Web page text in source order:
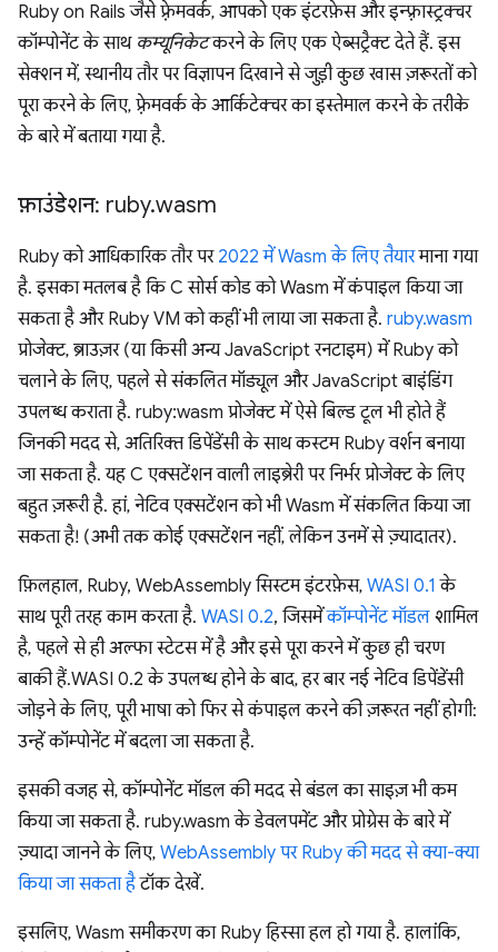
Ruby on Rails जैसे फ़्रेमवर्क, आपको एक इंटरफ़ेस और इन्फ़्रास्ट्रक्चर
कॉम्पोनेंट के साथ कम्यूनिकेटकरने के लिए एक ऐब्सट्रैक्ट देते हैं. इस
सेक्शन में, स्थानीय तौर पर विज्ञापन दिखाने से जुड़ी कुछ खास ज़रूरतों को
पूरा करने के लिए, फ़्रेमवर्क के आर्किटेक्चर का इस्तेमाल करने के तरीके
के बारे में बताया गया है.
फ़ाउंडेशन: ruby.wasm
Ruby को आधिकारिक तौर पर 2022 में Wasm के लिए तैयारमाना गया
है. इसका मतलब है कि C सोर्स कोड को Wasm में कंपाइल किया जा
सकता है और Ruby VM को कहीं भी लाया जा सकता है. ruby.wasm
प्रोजेक्ट, ब्राउज़र (या किसी अन्य JavaScript रनटाइम) में Ruby को
चलाने के लिए, पहले से संकलित मॉड्यूल और JavaScript बाइंडिंग
उपलब्ध कराता है. ruby:wasm प्रोजेक्ट में ऐसे बिल्ड टूल भी होते हैं
जिनकी मदद से, अतिरिक्त डिपेंडेंसी के साथ कस्टम Ruby वर्शन बनाया
जा सकता है. यह C एक्सटेंशन वाली लाइब्रेरी पर निर्भर प्रोजेक्ट के लिए
बहुत ज़रूरी है. हां, नेटिव एक्सटेंशन को भी Wasm में संकलित किया जा
सकता है! (अभी तक कोई एक्सटेंशन नहीं, लेकिन उनमें से ज़्यादातर).
फ़िलहाल, Ruby, WebAssembly सिस्टम इंटरफ़ेस, WASI 0.1 के
साथ पूरी तरह काम करता है. WASI 0.2, जिसमेंकॉम्पोनेंट मॉडल शामिल
है, पहले से ही अल्फा स्टेटस में है और इसे पूरा करने में कुछ ही चरण
बाकी हैं.WASI 0.2 के उपलब्ध होने के बाद, हर बार नई नेटिव डिपेंडेंसी
जोड़ने के लिए, पूरी भाषा को फिर से कंपाइल करने की ज़रूरत नहीं होगी:
उन्हें कॉम्पोनेंट में बदला जा सकता है.
इसकी वजह से, कॉम्पोनेंट मॉडल की मदद से बंडल का साइज़ भी कम
किया जा सकता है. ruby.wasm के डेवलपमेंट और प्रोग्रेस के बारे में
ज़्यादा जानने के लिए, WebAssembly पर Ruby की मदद से क्या-क्या
किया जा सकता हैटॉक देखें.
इसलिए, Wasm समीकरण का Ruby हिस्सा हल हो गया है. हालांकि,